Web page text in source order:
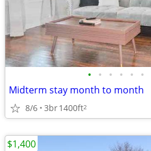
• • • • • •
Midterm stay month to month
8/6 3br1400ft2
$1,400